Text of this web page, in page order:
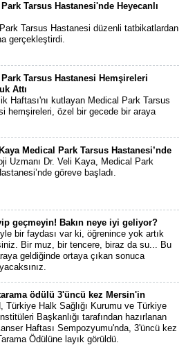
Tarsus Hastanesi'nde Heyecanlı
Tarsus Hastanesi düzenli tatbikatlardan
gerçekleştirdi.
Tarsus Hastanesi Hemşireleri
Attı
Haftası'nı kutlayan Medical Park Tarsus
hemşireleri, özel bir gecede bir araya
Medical Park Tarsus Hastanesi’nde
Uzmanı Dr. Veli Kaya, Medical Park
göreve başladı.
geçmeyin! Bakın neye iyi geliyor?
bir faydası var ki, öğrenince yok artık
Bir muz, bir tencere, biraz da su... Bu
geldiğinde ortaya çıkan sonuca
ödülü 3'üncü kez Mersin'in
Türkiye Halk Sağlığı Kurumu ve Türkiye
Başkanlığı tarafından hazırlanan
Haftası Sempozyumu'nda, 3'üncü kez
Ödülüne layık görüldü.